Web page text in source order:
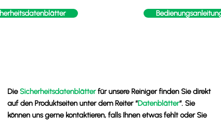
DieSicherheitsdatenblätterfür unsere Reiniger finden Sie direkt
auf den Produktseiten unter dem Reiter “Datenblätter“. Sie
können uns gerne kontaktieren, falls Ihnen etwas fehlt oder Sie